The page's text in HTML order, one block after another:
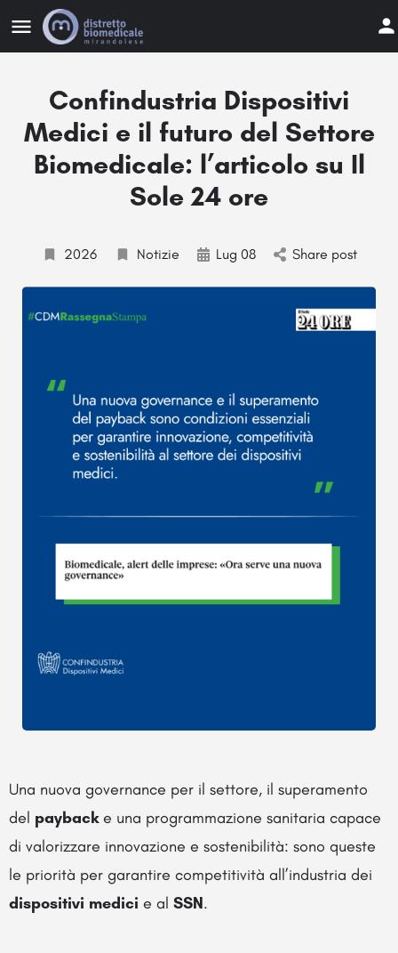
Confindustria Dispositivi
Medici e il futuro del Settore
Biomedicale: l’articolo su Il
Sole 24 ore
2026 Notizie Lug 08 Share post
Una nuova governance per il settore, il superamento
del paybacke una programmazione sanitaria capace
di valorizzare innovazione e sostenibilità: sono queste
le priorità per garantire competitività all’industria dei
dispositivi medici e al SSN.